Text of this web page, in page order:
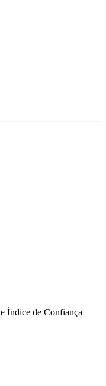
Índice de Confiança